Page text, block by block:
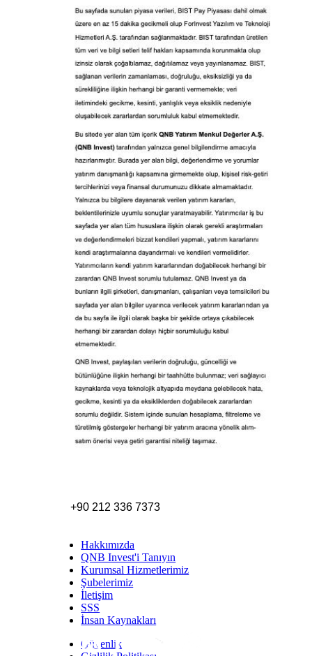
+90 212 336 7373
Hakkımızda
QNB Invest'i Tanıyın
Kurumsal Hizmetlerimiz
Şubelerimiz
İletişim
SSS
İnsan Kaynakları
Güvenlik
TwittLinkYoutWhatsapp